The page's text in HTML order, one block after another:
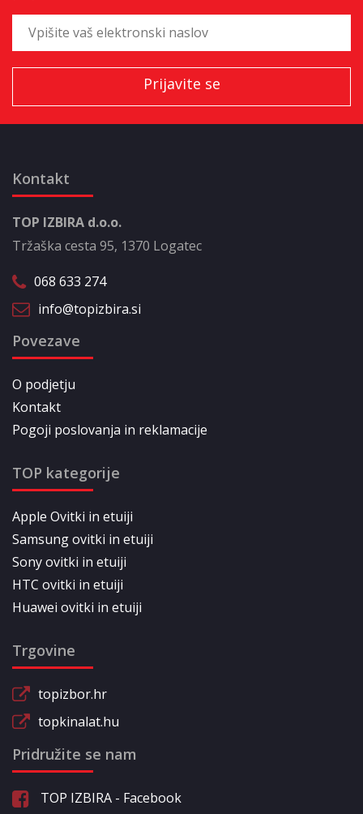
Kontakt
TOP IZBIRA d.o.o.
Tržaška cesta 95, 1370 Logatec
068 633 274
info@topizbira.si
Povezave
O podjetju
Kontakt
Pogoji poslovanja in reklamacije
TOP kategorije
Apple Ovitki in etuiji
Samsung ovitki in etuiji
Sony ovitki in etuiji
HTC ovitki in etuiji
Huawei ovitki in etuiji
Trgovine
topizbor.hr
topkinalat.hu
Pridružite se nam
TOP IZBIRA - Facebook